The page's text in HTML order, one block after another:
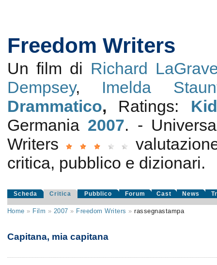
Freedom Writers
Un film di Richard
Dempsey, Imelda
Drammatico, Ratings:
Germania 2007. -
Writers
critica, pubblico e dizionari.
Scheda Critica Pubblico Forum Cast News
Home » Film » 2007 » Freedom Writers »rassegnastampa
Capitana, mia capitana